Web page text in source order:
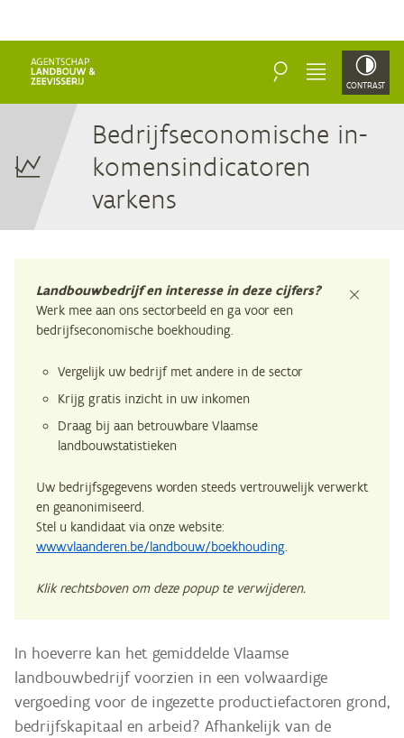
ZOEKEN MENU CONTRAST
Be­drijfs­eco­no­mi­sche in­
ko­mens­in­di­ca­to­ren
varkens
sluiten
Landbouwbedrijf en interesse in deze cijfers?
Werk mee aan ons sectorbeeld en ga voor een
bedrijfseconomische boekhouding.
Vergelijk uw bedrijf met andere in de sector
Krijg gratis inzicht in uw inkomen
Draag bij aan betrouwbare Vlaamse
landbouwstatistieken
Uw bedrijfsgegevens worden steeds vertrouwelijk verwerkt
en geanonimiseerd.
Stel u kandidaat via onze website:
www.vlaanderen.be/landbouw/boekhouding.
Klik rechtsboven om deze popup te verwijderen.
In hoeverre kan het gemiddelde Vlaamse
landbouwbedrijf voorzien in een volwaardige
vergoeding voor de ingezette productiefactoren grond,
bedrijfskapitaal en arbeid? Afhankelijk van de